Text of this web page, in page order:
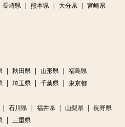
長崎県 熊本県 大分県
宮崎県
秋田県 山形県
福島県
埼玉県 千葉県
東京都
石川県 福井県 山梨県
長野県
三重県